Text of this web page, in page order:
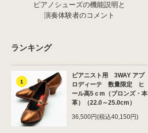
ピアノシューズの機能説明と
演奏体験者のコメント
ランキング
1
ピアニスト用 3WAY アプ
ロディーテ 数量限定 ヒ
ール高5ｃm（ブロンズ・本
革）（22.0～25.0cm）
36,500円(税込40,150円)